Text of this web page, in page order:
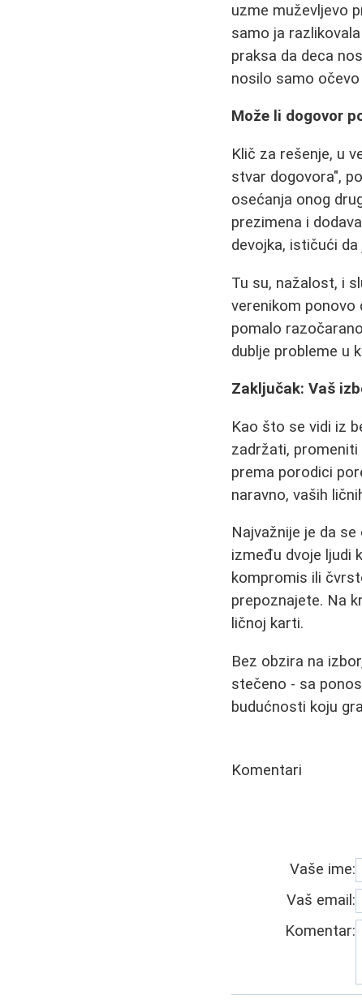
uzme muževljevo
samo ja
praksa da deca
nosilo samo
Može li dogovor
Klič za rešenje, u
stvar dogovora",
osećanja onog
prezimena i
devojka, ističući
Tu su, nažalost, i
verenikom ponovo
pomalo
dublje probleme u
Zaključak: Vaš
Kao što se vidi iz
zadržati, promeniti
prema porodici
naravno, vaših
Najvažnije je da
između dvoje ljudi
kompromis ili
prepoznajete. Na
ličnoj karti.
Bez obzira na
stečeno - sa
budućnosti koju
Komentari
Vaše ime:
Vaš email:
Komentar: